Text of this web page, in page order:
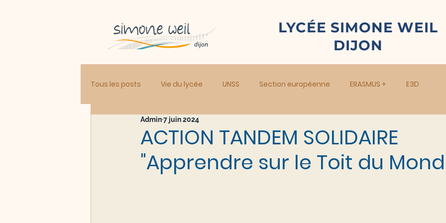
LYCÉE SIMONE WEIL
DIJON
Tous les posts Vie du lycée UNSS Section européenne ERASMUS + E3D
ACTION TANDEM SOLIDAIRE
"Apprendre sur le Toit du
Admin7 juin 2024